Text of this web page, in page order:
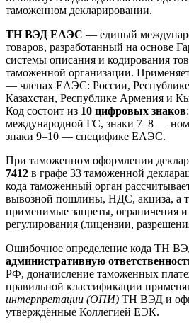
таможенном декларировании.
ТН ВЭД ЕАЭС — единый
товаров, разработанный на основе
системы описания и кодирования
таможенной организации.
— членах ЕАЭС: России, Республике
Казахстан, Республике Армения и
Код состоит из 10 цифровых знаков
международной ГС, знаки 7–8 —
знаки 9–10 — специфике ЕАЭС.
При таможенном оформлении
7412 в графе 33 таможенной
кода таможенный орган
вывозной пошлины, НДС, акциза, а
применимые запреты, ограничения
регулирования (лицензии,
Ошибочное определение кода ТН
административную
РФ, доначисление таможенных
правильной классификации
интерпретации (ОПИ) ТН ВЭД и
утверждённые Коллегией ЕЭК.